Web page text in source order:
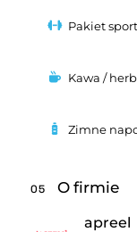
Pakiet
Kawa /
Zimne
05 O firmie
apreel